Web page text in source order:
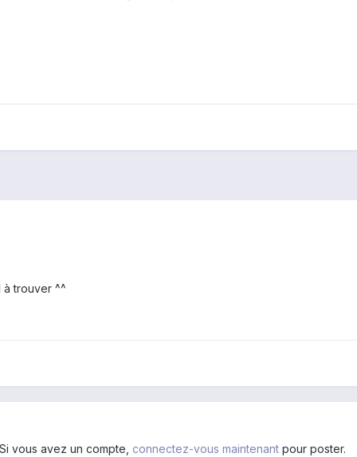
trouver ^^
vous avez un compte, connectez-vous maintenant pour poster.